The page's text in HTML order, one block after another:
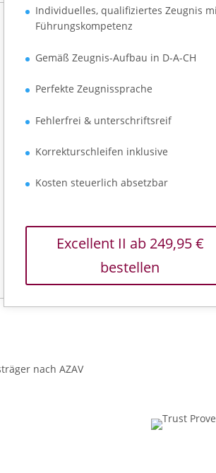
Individuelles, qualifiziertes Zeugnis
Führungskompetenz
Gemäß Zeugnis-Aufbau in D-A-CH
Perfekte Zeugnissprache
Fehlerfrei & unterschriftsreif
Korrekturschleifen inklusive
Kosten steuerlich absetzbar
Excellent II ab 249,95 €
bestellen